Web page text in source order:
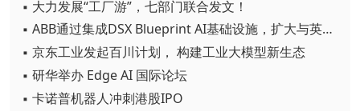
▪ 大力发展“工厂游”，七部门联合发文！
▪ ABB通过集成DSX Blueprint AI基础设施，扩大与英伟达的合作
▪ 京东工业发起百川计划， 构建工业大模型新生态
▪ 研华举办 Edge AI 国际论坛
▪ 卡诺普机器人冲刺港股IPO